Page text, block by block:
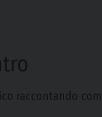
raccontando